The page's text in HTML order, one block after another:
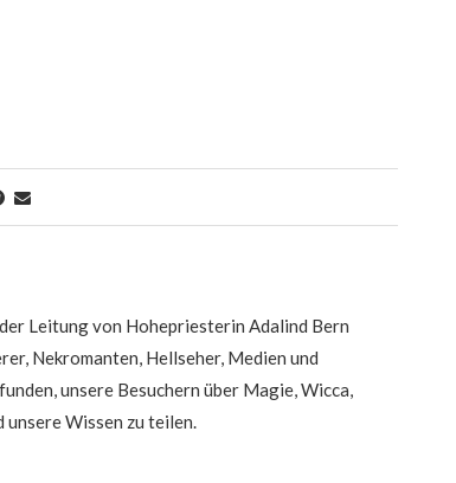
Leitung von Hohepriesterin Adalind Bern
Nekromanten, Hellseher, Medien und
unsere Besuchern über Magie, Wicca,
unsere Wissen zu teilen.